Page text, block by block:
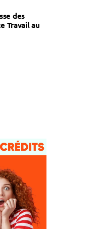
des
Travail au